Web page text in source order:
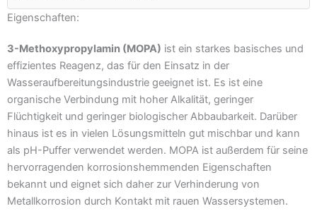
Eigenschaften:
3-Methoxypropylamin (MOPA) ist ein starkes basisches und
effizientes Reagenz, das für den Einsatz in der
Wasseraufbereitungsindustrie geeignet ist. Es ist eine
organische Verbindung mit hoher Alkalität, geringer
Flüchtigkeit und geringer biologischer Abbaubarkeit. Darüber
hinaus ist es in vielen Lösungsmitteln gut mischbar und kann
als pH-Puffer verwendet werden. MOPA ist außerdem für seine
hervorragenden korrosionshemmenden Eigenschaften
bekannt und eignet sich daher zur Verhinderung von
Metallkorrosion durch Kontakt mit rauen Wassersystemen.